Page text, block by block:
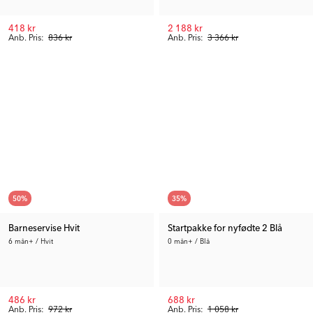
Anb. Pris: 836 kr
418 kr
Anb. Pris: 3 366 kr
2 188 kr
50%
Barneservise Hvit
6 mån+ / Hvit
Anb. Pris: 972 kr
486 kr
35%
Startpakke for nyfødte 2 Blå
0 mån+ / Blå
Anb. Pris: 1 058 kr
688 kr